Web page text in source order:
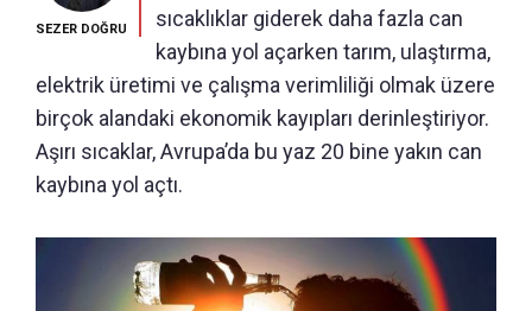
SEZER DOĞRU
sıcaklıklar giderek daha fazla can
kaybına yol açarken tarım, ulaştırma,
elektrik üretimi ve çalışma verimliliği olmak üzere
birçok alandaki ekonomik kayıpları derinleştiriyor.
Aşırı sıcaklar, Avrupa’da bu yaz 20 bine yakın can
kaybına yol açtı.